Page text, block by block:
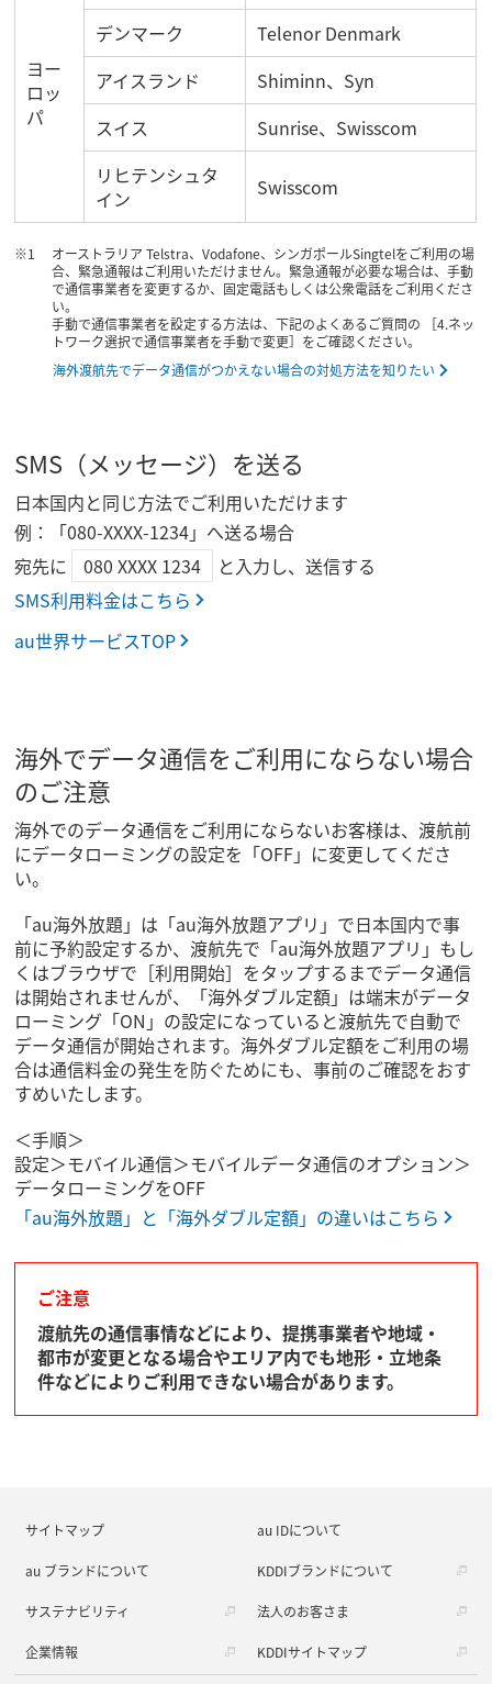
ヨー
ロッ
パ
デンマーク
Telenor Denmark
アイスランド
Shiminn、Syn
スイス
Sunrise、Swisscom
リヒテンシュタ
イン
Swisscom
オーストラリア Telstra、Vodafone、シンガポールSingtelをご利用の場
合、緊急通報はご利用いただけません。緊急通報が必要な場合は、手動
で通信事業者を変更するか、固定電話もしくは公衆電話をご利用くださ
い。
手動で通信事業者を設定する方法は、下記のよくあるご質問の ［4.ネッ
トワーク選択で通信事業者を手動で変更］をご確認ください。
海外渡航先でデータ通信がつかえない場合の対処方法を知りたい
SMS（メッセージ）を送る
日本国内と同じ方法でご利用いただけます
例：「080-XXXX-1234」へ送る場合
宛先に
080 XXXX 1234
と入力し、送信する
SMS利用料金はこちら
au世界サービスTOP
海外でデータ通信をご利用にならない場合
のご注意
海外でのデータ通信をご利用にならないお客様は、渡航前
にデータローミングの設定を「OFF」に変更してくださ
い。
「au海外放題」は「au海外放題アプリ」で日本国内で事
前に予約設定するか、渡航先で「au海外放題アプリ」もし
くはブラウザで［利用開始］をタップするまでデータ通信
は開始されませんが、「海外ダブル定額」は端末がデータ
ローミング「ON」の設定になっていると渡航先で自動で
データ通信が開始されます。海外ダブル定額をご利用の場
合は通信料金の発生を防ぐためにも、事前のご確認をおす
すめいたします。
＜手順＞
設定＞モバイル通信＞モバイルデータ通信のオプション＞
データローミングをOFF
「au海外放題」と「海外ダブル定額」の違いはこちら
ご注意
渡航先の通信事情などにより、提携事業者や地域・
都市が変更となる場合やエリア内でも地形・立地条
件などによりご利用できない場合があります。
サイトマップ au IDについて
au ブランドについて KDDIブランドについて
サステナビリティ 法人のお客さま
企業情報 KDDIサイトマップ